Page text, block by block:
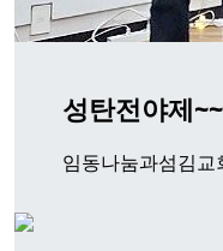
성탄전야제~~
임동나눔과섬김교